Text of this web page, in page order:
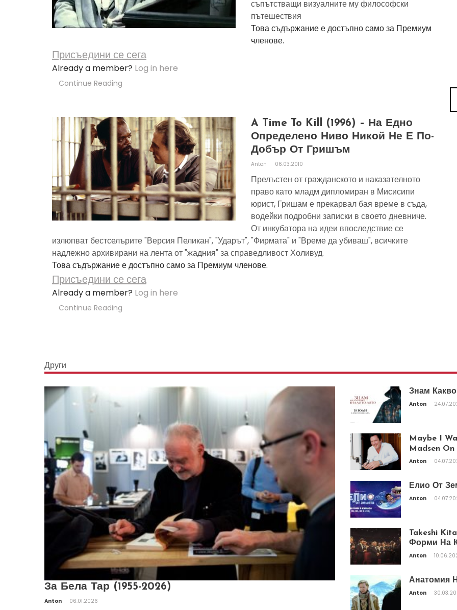
съпътстващи визуалните му философски
пътешествия
Това съдържание е достъпно само за Премиум
членове.
Присъедини се сега
Already a member? Log in here
Continue Reading
A Time To Kill (1996) – На Едно
Определено Ниво Никой Не Е По-
Добър От Гришъм
Anton 06.03.2010
Прелъстен от гражданското и наказателното
право като младм дипломиран в Мисисипи
юрист, Гришам е прекарвал бая време в съда,
водейки подробни записки в своето дневниче.
От инкубатора на идеи впоследствие се
излюпват бестселърите "Версия Пеликан", "Ударът", "Фирмата" и "Време да убиваш", всичките
надлежно архивирани на лента от "жадния" за справедливост Холивуд.
Това съдържание е достъпно само за Премиум членове.
Присъедини се сега
Already a member? Log in here
Continue Reading
Други
За Бела Тар (1955-2026)
Anton 06.01.2026
Знам
Anton
Maybe I
Madsen On
Anton
Елио От
Anton
Takeshi
Форми На
Anton
Анатомия
Anton